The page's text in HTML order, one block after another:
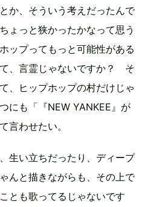
か、そういう考えだったんで
ょっと狭かったかなって思う
ップってもっと可能性がある
、言霊じゃないですか？ そ
、ヒップホップの村だけじゃ
にも「『NEW YANKEE』が
言わせたい。
生い立ちだったり、ディープ
んと描きながらも、その上で
とも歌ってるじゃないです